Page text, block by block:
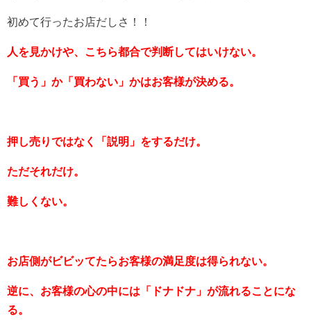
初めて行ったお店だしさ！！
人を見かけや、こちら都合で判断してはいけない。
「買う」か「買わない」かはお客様が決める。
押し売りではなく「説明」をするだけ。
ただそれだけ。
難しくない。
お店側がビビッてたらお客様の満足度は得られない。
逆に、お客様の心の中には「ドナドナ」が流れることにな
る。